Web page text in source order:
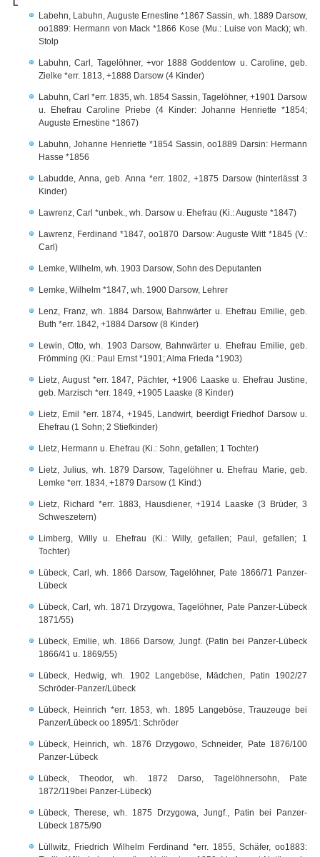
L
Labehn, Labuhn, Auguste Ernestine *1867 Sassin, wh. 1889 Darsow,
oo1889: Hermann von Mack *1866 Kose (Mu.: Luise von Mack); wh.
Stolp
Labuhn, Carl, Tagelöhner, +vor 1888 Goddentow u. Caroline, geb.
Zielke *err. 1813, +1888 Darsow (4 Kinder)
Labuhn, Carl *err. 1835, wh. 1854 Sassin, Tagelöhner, +1901 Darsow
u. Ehefrau Caroline Priebe (4 Kinder: Johanne Henriette *1854;
Auguste Ernestine *1867)
Labuhn, Johanne Henriette *1854 Sassin, oo1889 Darsin: Hermann
Hasse *1856
Labudde, Anna, geb. Anna *err. 1802, +1875 Darsow (hinterlässt 3
Kinder)
Lawrenz, Carl *unbek., wh. Darsow u. Ehefrau (Ki.: Auguste *1847)
Lawrenz, Ferdinand *1847, oo1870 Darsow: Auguste Witt *1845 (V.:
Carl)
Lemke, Wilhelm, wh. 1903 Darsow, Sohn des Deputanten
Lemke, Wilhelm *1847, wh. 1900 Darsow, Lehrer
Lenz, Franz, wh. 1884 Darsow, Bahnwärter u. Ehefrau Emilie, geb.
Buth *err. 1842, +1884 Darsow (8 Kinder)
Lewin, Otto, wh. 1903 Darsow, Bahnwärter u. Ehefrau Emilie, geb.
Frömming (Ki.: Paul Ernst *1901; Alma Frieda *1903)
Lietz, August *err. 1847, Pächter, +1906 Laaske u. Ehefrau Justine,
geb. Marzisch *err. 1849, +1905 Laaske (8 Kinder)
Lietz, Emil *err. 1874, +1945, Landwirt, beerdigt Friedhof Darsow u.
Ehefrau (1 Sohn; 2 Stiefkinder)
Lietz, Hermann u. Ehefrau (Ki.: Sohn, gefallen; 1 Tochter)
Lietz, Julius, wh. 1879 Darsow, Tagelöhner u. Ehefrau Marie, geb.
Lemke *err. 1834, +1879 Darsow (1 Kind:)
Lietz, Richard *err. 1883, Hausdiener, +1914 Laaske (3 Brüder, 3
Schweszetern)
Limberg, Willy u. Ehefrau (Ki.: Willy, gefallen; Paul, gefallen; 1
Tochter)
Lübeck, Carl, wh. 1866 Darsow, Tagelöhner, Pate 1866/71 Panzer-
Lübeck
Lübeck, Carl, wh. 1871 Drzygowa, Tagelöhner, Pate Panzer-Lübeck
1871/55)
Lübeck, Emilie, wh. 1866 Darsow, Jungf. (Patin bei Panzer-Lübeck
1866/41 u. 1869/55)
Lübeck, Hedwig, wh. 1902 Langeböse, Mädchen, Patin 1902/27
Schröder-Panzer/Lübeck
Lübeck, Heinrich *err. 1853, wh. 1895 Langeböse, Trauzeuge bei
Panzer/Lübeck oo 1895/1: Schröder
Lübeck, Heinrich, wh. 1876 Drzygowo, Schneider, Pate 1876/100
Panzer-Lübeck
Lübeck, Theodor, wh. 1872 Darso, Tagelöhnersohn, Pate
1872/119bei Panzer-Lübeck)
Lübeck, Therese, wh. 1875 Drzygowa, Jungf., Patin bei Panzer-
Lübeck 1875/90
Lüllwitz, Friedrich Wilhelm Ferdinand *err. 1855, Schäfer, oo1883: